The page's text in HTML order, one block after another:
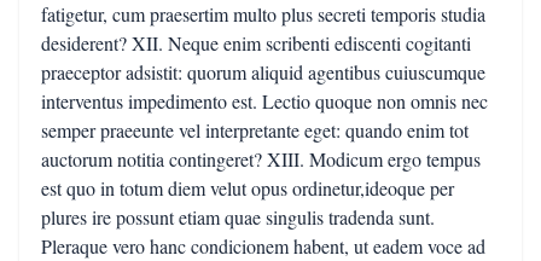
fatigetur, cum praesertim multo plus secreti temporis studia
desiderent? XII. Neque enim scribenti ediscenti cogitanti
praeceptor adsistit: quorum aliquid agentibus cuiuscumque
interventus impedimento est. Lectio quoque non omnis nec
semper praeeunte vel interpretante eget: quando enim tot
auctorum notitia contingeret? XIII. Modicum ergo tempus
est quo in totum diem velut opus ordinetur,ideoque per
plures ire possunt etiam quae singulis tradenda sunt.
Pleraque vero hanc condicionem habent, ut eadem voce ad